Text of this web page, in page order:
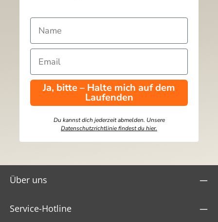
Ja, bitte – Halte mich auf dem
Laufenden
Du kannst dich jederzeit abmelden. Unsere
Datenschutzrichtlinie findest du hier.
Über uns
Service-Hotline